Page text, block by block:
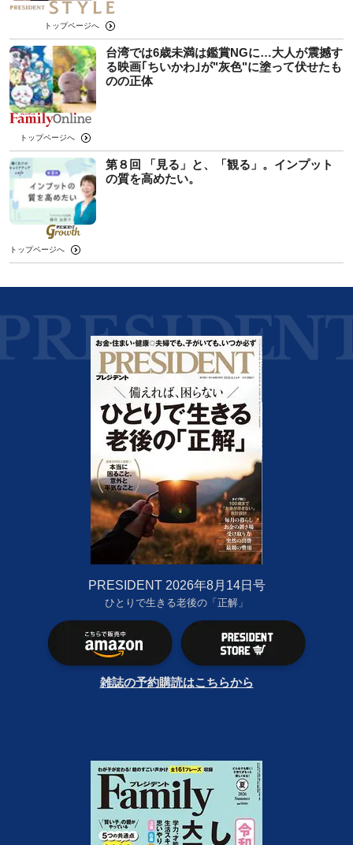
トップページへ
台湾では6歳未満は鑑賞NGに…大人が震撼す
る映画｢ちいかわ｣が"灰色"に塗って伏せたも
のの正体
トップページへ
第８回 「見る」と、「観る」。インプット
の質を高めたい。
トップページへ
PRESIDENT 2026年8月14日号
ひとりで生きる老後の「正解」
雑誌の予約購読はこちらから